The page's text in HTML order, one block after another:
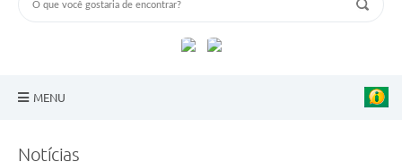
MENU
Notícias